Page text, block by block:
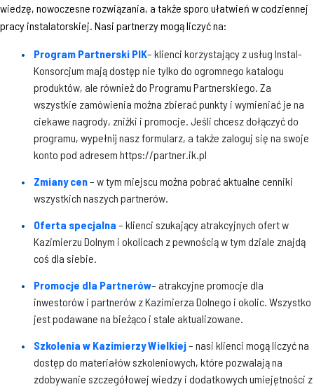
wiedzę, nowoczesne rozwiązania, a także sporo ułatwień w codziennej
pracy instalatorskiej. Nasi partnerzy mogą liczyć na:
Program Partnerski PIK– klienci korzystający z usług Instal-
Konsorcjum mają dostęp nie tylko do ogromnego katalogu
produktów, ale również do Programu Partnerskiego. Za
wszystkie zamówienia można zbierać punkty i wymieniać je na
ciekawe nagrody, zniżki i promocje. Jeśli chcesz dołączyć do
programu, wypełnij nasz formularz, a także zaloguj się na swoje
konto pod adresem https://partner.ik.pl
Zmiany cen– w tym miejscu można pobrać aktualne cenniki
wszystkich naszych partnerów.
Oferta specjalna – klienci szukający atrakcyjnych ofert w
Kazimierzu Dolnym i okolicach z pewnością w tym dziale znajdą
coś dla siebie.
Promocje dla Partnerów– atrakcyjne promocje dla
inwestorów i partnerów z Kazimierza Dolnego i okolic. Wszystko
jest podawane na bieżąco i stale aktualizowane.
Szkolenia w Kazimierzy Wielkiej– nasi klienci mogą liczyć na
dostęp do materiałów szkoleniowych, które pozwalają na
zdobywanie szczegółowej wiedzy i dodatkowych umiejętności z